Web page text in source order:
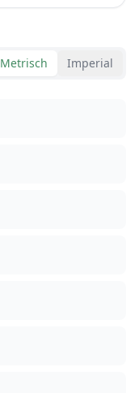
Metrisch Imperial